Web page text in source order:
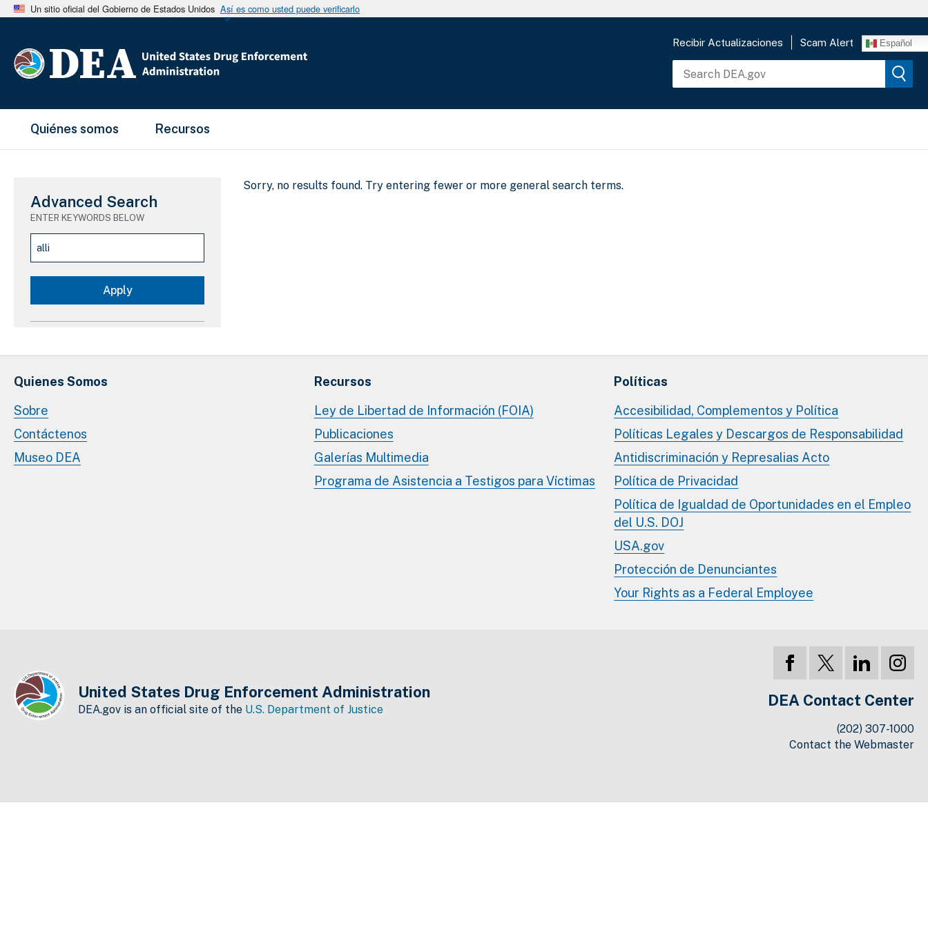
Un sitio oficial del Gobierno de Estados Unidos Así es como usted puede verificarlo
Recibir Actualizaciones Scam Alert Español
Main Menu
Quiénes somos Recursos
Advanced Search
ENTER KEYWORDS BELOW
Sorry, no results found. Try entering fewer or more general search terms.
Quienes Somos
Sobre
Contáctenos
Museo DEA
Recursos
Ley de Libertad de Información (FOIA)
Publicaciones
Galerías Multimedia
Programa de Asistencia a Testigos para Víctimas
Políticas
Accesibilidad, Complementos y Política
Políticas Legales y Descargos de Responsabilidad
Antidiscriminación y Represalias Acto
Política de Privacidad
Política de Igualdad de Oportunidades en el Empleo
del U.S. DOJ
USA.gov
Protección de Denunciantes
Your Rights as a Federal Employee
United States Drug Enforcement Administration
DEA.gov is an official site of the U.S. Department of Justice DEA Contact Center
(202) 307-1000
Contact the Webmaster